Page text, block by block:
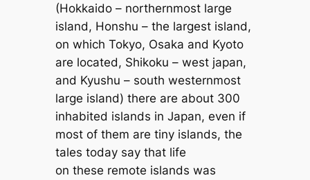
(Hokkaido – northernmost large
island, Honshu – the largest island,
on which Tokyo, Osaka and Kyoto
are located, Shikoku – west japan,
and Kyushu – south westernmost
large island) there are about 300
inhabited islands in Japan, even if
most of them are tiny islands, the
tales today say that life
on these remote islands was